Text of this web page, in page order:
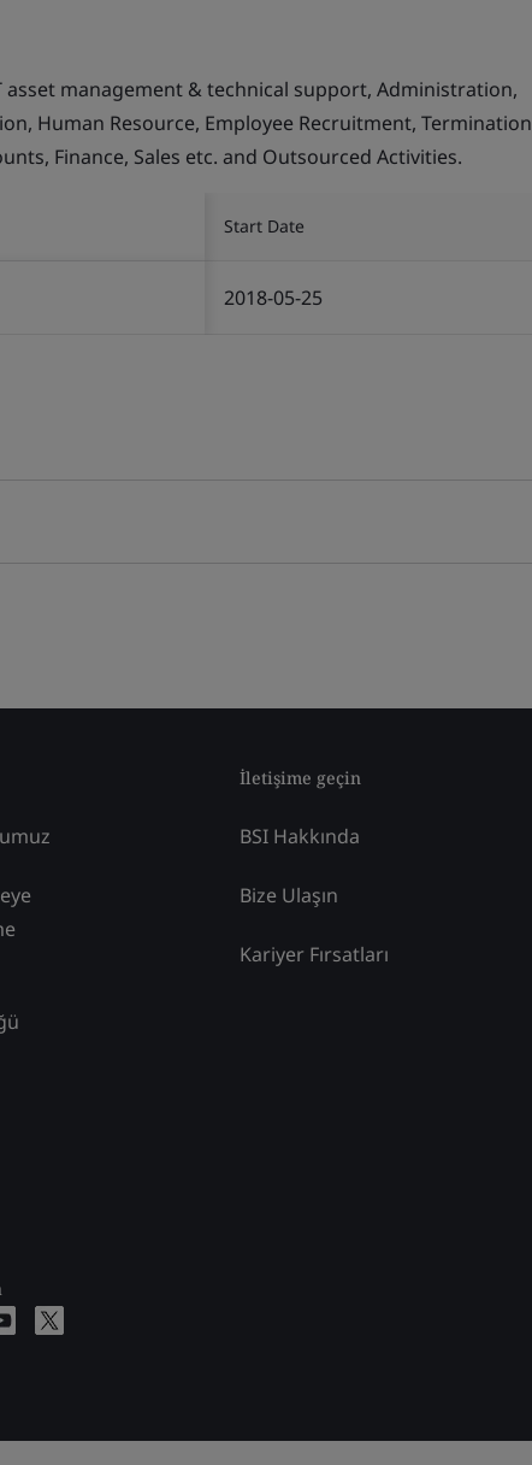
management & technical support, Administration,
Human Resource, Employee Recruitment, Termination
Finance, Sales etc. and Outsourced Activities.
Start Date
2018-05-25
İletişime geçin
BSI Hakkında
Bize Ulaşın
Kariyer Fırsatları